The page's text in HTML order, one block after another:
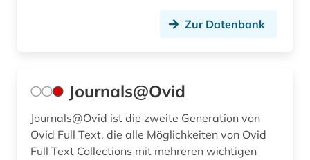
Zur Datenbank
Journals@Ovid
Journals@Ovid ist die zweite Generation von
Ovid Full Text, die alle Möglichkeiten von Ovid
Full Text Collections mit mehreren wichtigen